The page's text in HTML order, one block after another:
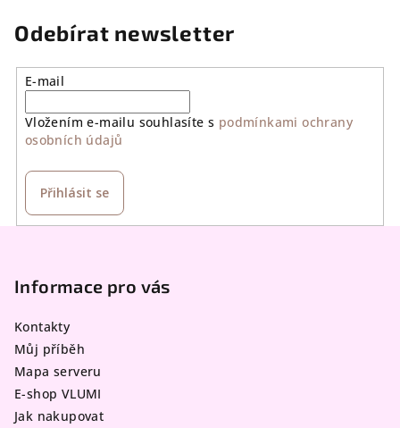
Odebírat newsletter
E-mail
Vložením e-mailu souhlasíte s podmínkami ochrany
osobních údajů
Přihlásit se
Informace pro vás
Kontakty
Můj příběh
Mapa serveru
E-shop VLUMI
Jak nakupovat